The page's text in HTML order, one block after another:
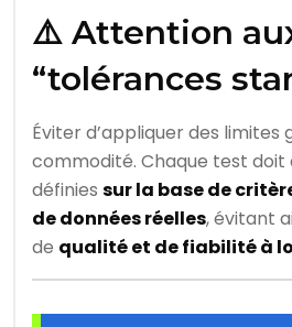
⚠️ Attention
“tolérances
Éviter d’appliquer des limites
commodité. Chaque test doit
définies sur la base de
de données réelles, évitant
de qualité et de fiabilité à